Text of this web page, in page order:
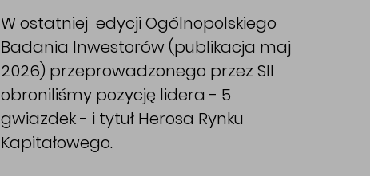
W ostatniej edycji Ogólnopolskiego
Badania Inwestorów (publikacja maj
2026) przeprowadzonego przez SII
obroniliśmy pozycję lidera - 5
gwiazdek - i tytuł Herosa Rynku
Kapitałowego.